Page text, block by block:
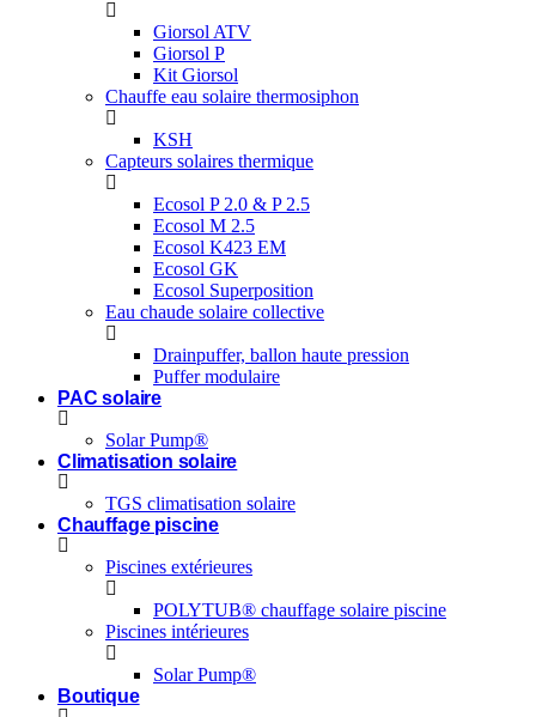
Giorsol ATV
Giorsol P
Kit Giorsol
Chauffe eau solaire thermosiphon
KSH
Capteurs solaires thermique
Ecosol P 2.0 & P 2.5
Ecosol M 2.5
Ecosol K423 EM
Ecosol GK
Ecosol Superposition
Eau chaude solaire collective
Drainpuffer, ballon haute pression
Puffer modulaire
PAC solaire
Solar Pump®
Climatisation solaire
TGS climatisation solaire
Chauffage piscine
Piscines extérieures
POLYTUB® chauffage solaire piscine
Piscines intérieures
Solar Pump®
Boutique